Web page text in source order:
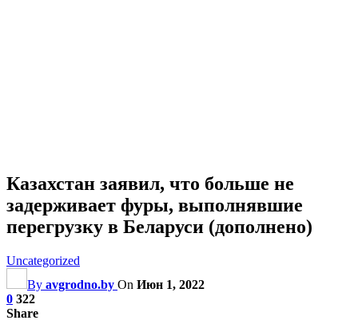
Казахстан заявил, что больше не
задерживает фуры, выполнявшие
перегрузку в Беларуси (дополнено)
Uncategorized
By avgrodno.by On Июн 1, 2022
0 322
Share